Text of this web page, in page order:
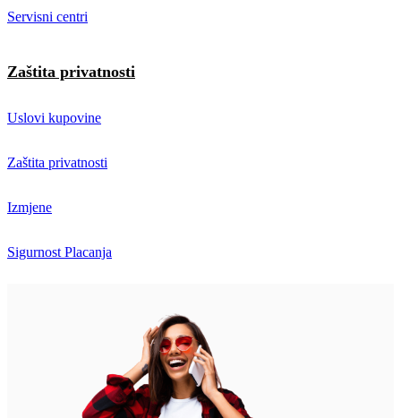
Servisni centri
Zaštita privatnosti
Uslovi kupovine
Zaštita privatnosti
Izmjene
Sigurnost Placanja